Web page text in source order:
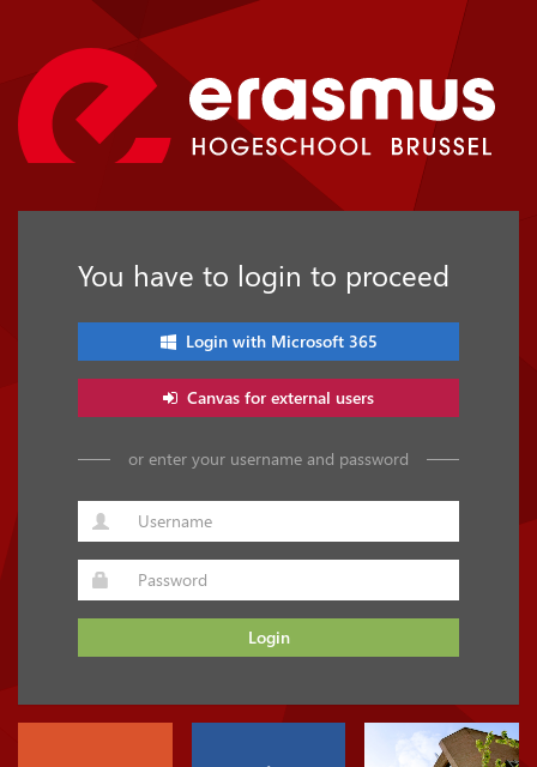
You have to login to proceed
Login with Microsoft 365
Canvas for external users
or enter your username and password
Login